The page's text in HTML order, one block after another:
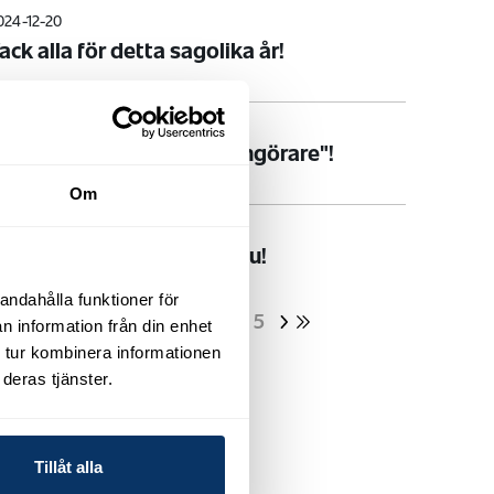
Om
funktioner för
information från din enhet
kombinera informationen
tjänster.
Tillåt alla
12-20
alla för detta sagolika år!
Direkt - JAPEs "allrengörare"!
för våren redan nu!
1 2 3 5